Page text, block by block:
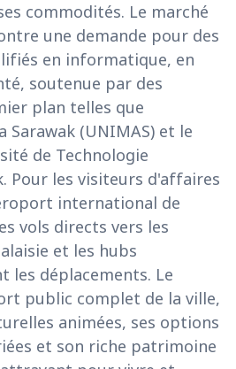
commodités. Le marché
une demande pour des
en informatique, en
soutenue par des
plan telles que
Sarawak (UNIMAS) et le
de Technologie
Pour les visiteurs d'affaires
international de
vols directs vers les
et les hubs
les déplacements. Le
public complet de la ville,
animées, ses options
et son riche patrimoine